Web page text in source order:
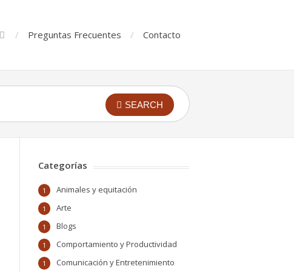
Preguntas Frecuentes Contacto
SEARCH
Categorías
Animales y equitación
1
Arte
1
Blogs
1
Comportamiento y Productividad
1
Comunicación y Entretenimiento
1